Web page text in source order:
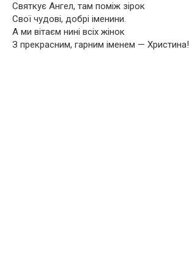
Святкує Ангел, там поміж зірок
Свої чудові, добрі іменини.
А ми вітаєм нині всіх жінок
З прекрасним, гарним іменем — Христина!